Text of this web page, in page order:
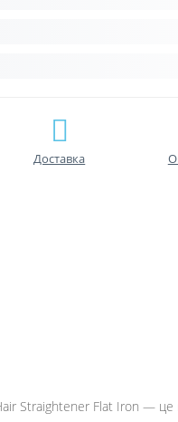
Доставка
Straightener Flat Iron — це